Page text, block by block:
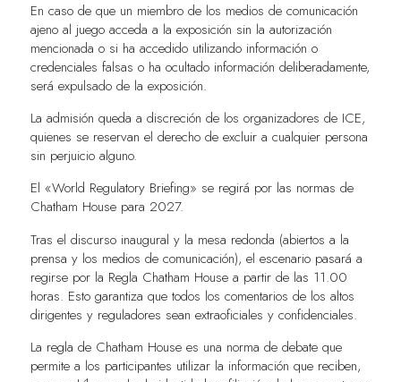
En caso de que un miembro de los medios de comunicación
ajeno al juego acceda a la exposición sin la autorización
mencionada o si ha accedido utilizando información o
credenciales falsas o ha ocultado información deliberadamente,
será expulsado de la exposición.
La admisión queda a discreción de los organizadores de ICE,
quienes se reservan el derecho de excluir a cualquier persona
sin perjuicio alguno.
El «World Regulatory Briefing» se regirá por las normas de
Chatham House para 2027.
Tras el discurso inaugural y la mesa redonda (abiertos a la
prensa y los medios de comunicación), el escenario pasará a
regirse por la Regla Chatham House a partir de las 11.00
horas. Esto garantiza que todos los comentarios de los altos
dirigentes y reguladores sean extraoficiales y confidenciales.
La regla de Chatham House es una norma de debate que
permite a los participantes utilizar la información que reciben,